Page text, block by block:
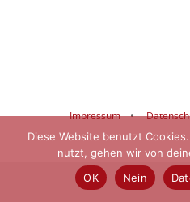
Impressum•
Diese Website benutzt
nutzt, gehen wir von
OK
Nein